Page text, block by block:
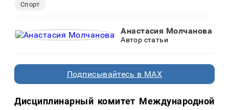
Спорт
Анастасия Молчанова
Автор статьи
Подписывайтесь в MAX
Дисциплинарный комитет Международной